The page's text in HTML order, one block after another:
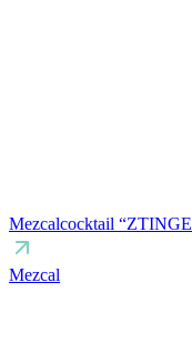
Mezcalcocktail
Mezcal